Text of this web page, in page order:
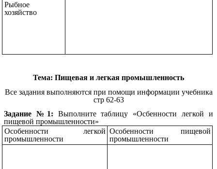
Рыбное
хозяйство
Тема: Пищевая и легкая промышленность
Все задания выполняются при помощи информации учебника
стр 62-63
Задание №1: Выполните таблицу «Осбенности легкой и
пищевой промышленности»
Особенности легкой
промышленности
Особенности пищевой
промышленности